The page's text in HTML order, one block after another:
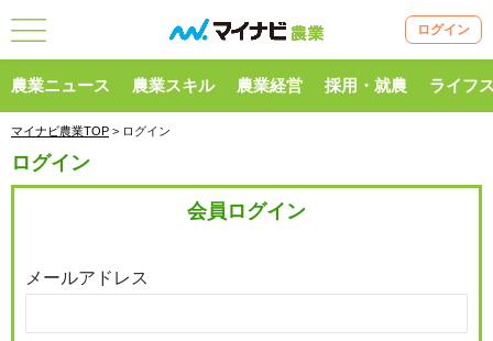
ログイン
農業ニュース 農業スキル 農業経営 採用・就農 ライフ
マイナビ農業TOP > ログイン
ログイン
会員ログイン
メールアドレス